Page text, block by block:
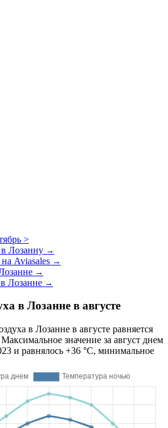
>
Лозанну →
Aviasales →
→
Лозанне →
в Лозанне в августе
в Лозанне в августе равняется
значение за август днем
и равнялось +36 °C, минимальное